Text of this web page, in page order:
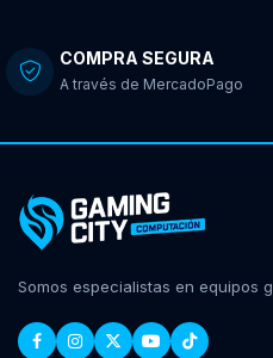
COMPRA SEGURA
A través de MercadoPago
Somos especialistas en equipos